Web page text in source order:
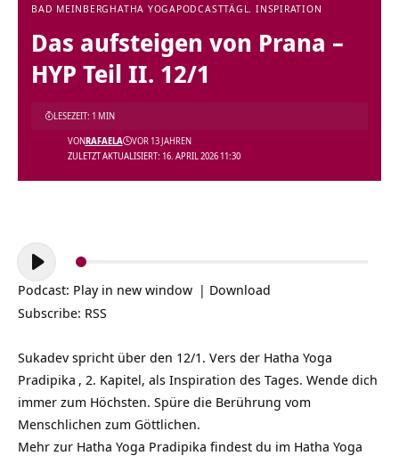
BAD MEINBERG HATHA YOGAPODCASTTÄGL. INSPIRATION
Das aufsteigen von Prana –
HYP Teil II. 12/1
ZULETZT AKTUALISIERT: 16. APRIL 2026 11:30
VONRAFAELA VOR 13 JAHREN
LESEZEIT: 1 MIN
Audio-
Player
Podcast: Play in new window | Download
Subscribe: RSS
Sukadev spricht über den 12/1. Vers der Hatha Yoga
Pradipika , 2. Kapitel, als Inspiration des Tages. Wende dich
immer zum Höchsten. Spüre die Berührung vom
Menschlichen zum Göttlichen.
Mehr zur Hatha Yoga Pradipika findest du im Hatha Yoga